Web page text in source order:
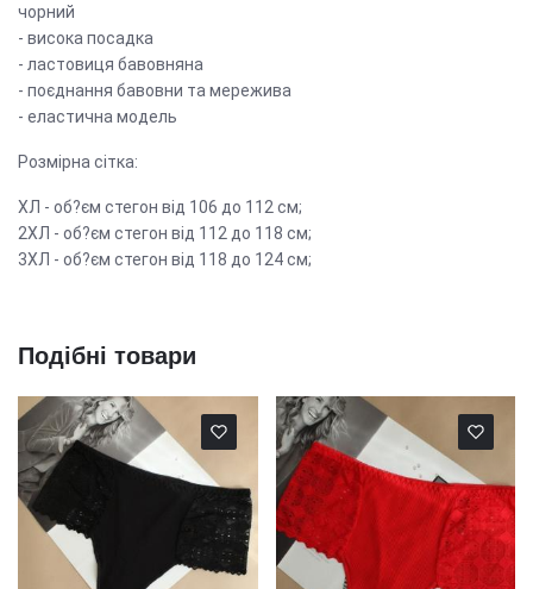
чорний
- висока посадка
- ластовиця бавовняна
- поєднання бавовни та мережива
- еластична модель
Розмірна сітка:
ХЛ - об?єм стегон від 106 до 112 см;
2ХЛ - об?єм стегон від 112 до 118 см;
3ХЛ - об?єм стегон від 118 до 124 см;
Подібні товари